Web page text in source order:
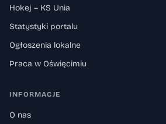
Hokej – KS Unia
Statystyki portalu
Ogłoszenia lokalne
Praca w Oświęcimiu
INFORMACJE
O nas